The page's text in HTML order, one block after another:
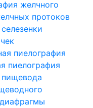
желчного
протоков
пиелография
пиелография
пищевода